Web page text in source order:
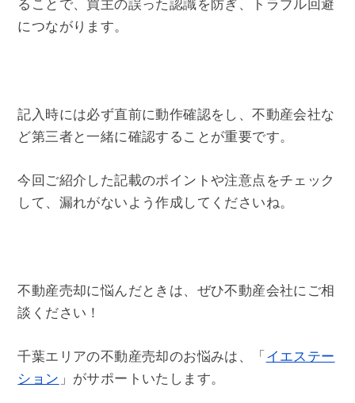
ることで、買主の誤った認識を防ぎ、トラブル回避
につながります。
記入時には必ず直前に動作確認をし、不動産会社な
ど第三者と一緒に確認することが重要です。
今回ご紹介した記載のポイントや注意点をチェック
して、漏れがないよう作成してくださいね。
不動産売却に悩んだときは、ぜひ不動産会社にご相
談ください！
千葉エリアの不動産売却のお悩みは、「 イエステー
ション 」がサポートいたします。